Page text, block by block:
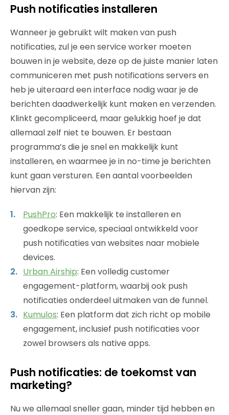
Push notificaties installeren
Wanneer je gebruikt wilt maken van push
notificaties, zul je een service worker moeten
bouwen in je website, deze op de juiste manier laten
communiceren met push notifications servers en
heb je uiteraard een interface nodig waar je de
berichten daadwerkelijk kunt maken en verzenden.
Klinkt gecompliceerd, maar gelukkig hoef je dat
allemaal zelf niet te bouwen. Er bestaan
programma’s die je snel en makkelijk kunt
installeren, en waarmee je in no-time je berichten
kunt gaan versturen. Een aantal voorbeelden
hiervan zijn:
PushPro: Een makkelijk te installeren en
goedkope service, speciaal ontwikkeld voor
push notificaties van websites naar mobiele
devices.
Urban Airship: Een volledig customer
engagement-platform, waarbij ook push
notificaties onderdeel uitmaken van de funnel.
Kumulos: Een platform dat zich richt op mobile
engagement, inclusief push notificaties voor
zowel browsers als native apps.
Push notificaties: de toekomst van
marketing?
Nu we allemaal sneller gaan, minder tijd hebben en